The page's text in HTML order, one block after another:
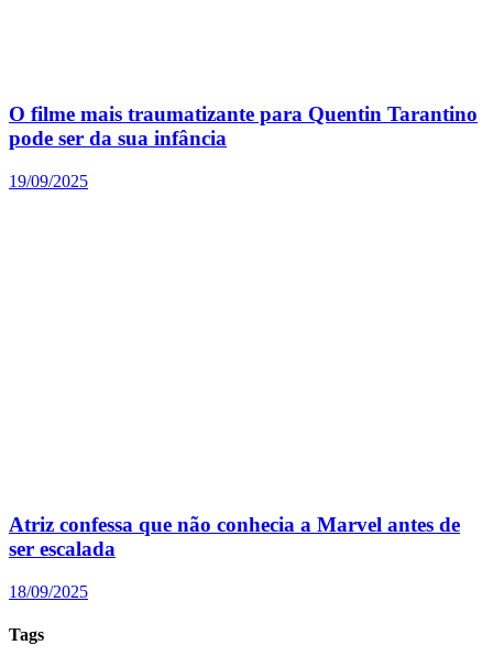
O filme mais traumatizante para Quentin Tarantino
pode ser da sua infância
19/09/2025
Atriz confessa que não conhecia a Marvel antes de
ser escalada
18/09/2025
Tags